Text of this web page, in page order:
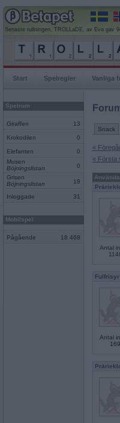
Senaste rullningen, TROLLaDE, av Eva gav
Start Spelregler Vanliga
Spelrum
Giraffen 13
Krokodilen 0
Elefanten
0
Musen
Böjningslistan
0
Grisen
Böjningslistan
18
Inloggade 31
Mobilspel
Pågående 18 468
Snack
«
« Första
Antal
Fulfrisyr
Antal